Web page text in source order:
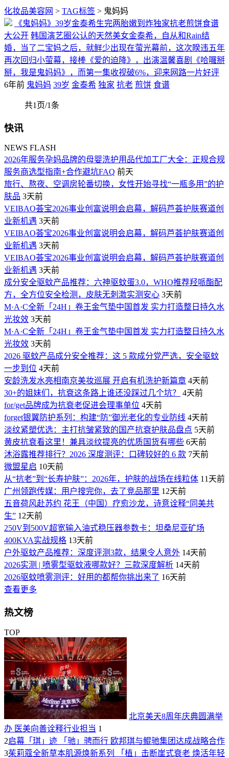
化妆品美容网 > TAG标签 > 鬼妈妈
《鬼妈妈》39岁金泰希生完两胎嫩到炸独家抗老煎饼食谱
大公开 韩国演艺圈公认的天然美女金泰希，自从和Rain结
婚，当了二宝妈之后，就鲜少出现在萤光幕前，这次睽违五年
再次回归小萤幕，接棒《爱的迫降》，出演温馨喜剧《哈囉掰
掰，我是鬼妈妈》，而第一集收视破6%，迎来网路一片好评
6年前 鬼妈妈 39岁 金泰希 独家 抗老 煎饼 食谱
共1页/1条
快讯
NEWS FLASH
2026年服务孕妈品牌的母婴洗护用品代加工厂大全：正规合规
服务商选型指南+合作避坑FAQ 前天
旅行、熬夜、空调房轮番切换，女性开始寻找“一瓶多用”的护
肤品 3天前
VEIBAO荟宝2026事业创富说明会启幕，解码芦荟护肤赛道创
业新机遇 3天前
VEIBAO荟宝2026事业创富说明会启幕，解码芦荟护肤赛道创
业新机遇 3天前
VEIBAO荟宝2026事业创富说明会启幕，解码芦荟护肤赛道创
业新机遇 3天前
成分安全驱蚊产品推荐：六神驱蚊蛋3.0，WHO推荐羟哌酯配
方，全方位安全检测，皮肤无刺激实测安心 3天前
M·A·C全新「24H」卷王金气垫中国首发 实力打造整日持久水
光妆效 3天前
M·A·C全新「24H」卷王金气垫中国首发 实力打造整日持久水
光妆效 3天前
2026 驱蚊产品成分安全推荐：这 5 款成分党严选，安全驱蚊
一步到位 4天前
安龄洗发水亮相南京美妆巡展 开启有机洗护新篇章 4天前
30+的姐妹们，抗衰这条路上谁还没踩过几个坑？
4天前
for/get品牌成为抗衰老促进会理事单位 4天前
forget银翼防护系列：构建“防”御光老化的专业防线 4天前
淡纹紧塑优选：主打抗皱紧致的国产抗衰护肤品盘点 5天前
黄皮抗衰看这里！兼具淡纹提亮的优质国货有哪些 6天前
沐浴露推荐排行？2026 深度测评：口碑较好的 6 款 7天前
微盟星启 10天前
从“抗老”到“长寿护肤”：2026年，护肤的战场在线粒体 11天前
广州领跑传媒：用户搜完你，去了竞品那里 12天前
五音荷风赴苏约 花王（中国）疗愈沙龙，诗意诠释“同美共
生” 12天前
250V到500V超宽输入油式稳压器参数卡：坦桑尼亚矿场
400KVA实战规格 13天前
户外驱蚊产品推荐：深度评测3款，结果令人意外 14天前
2026实测 | 喷雾型驱蚊液哪款好？三款深度解析 14天前
2026驱蚊喷雾测评：好用的都帮你挑出来了 16天前
查看更多
热文榜
TOP
北京美天8周年庆典圆满举
办 医美向善诠释行业担当 1
2启幕「琪」迹 「驰」骋而行 欧邦琪与鲲驰集团达成战略合作
3茱莉蔻全新草本肌源焕新系列 「植」击断崖式衰老 焕活年轻